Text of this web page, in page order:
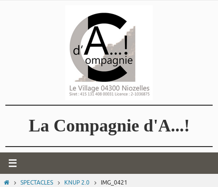
La Compagnie d'A...!
HOMESPECTACLES KNUP 2.0 IMG_0421